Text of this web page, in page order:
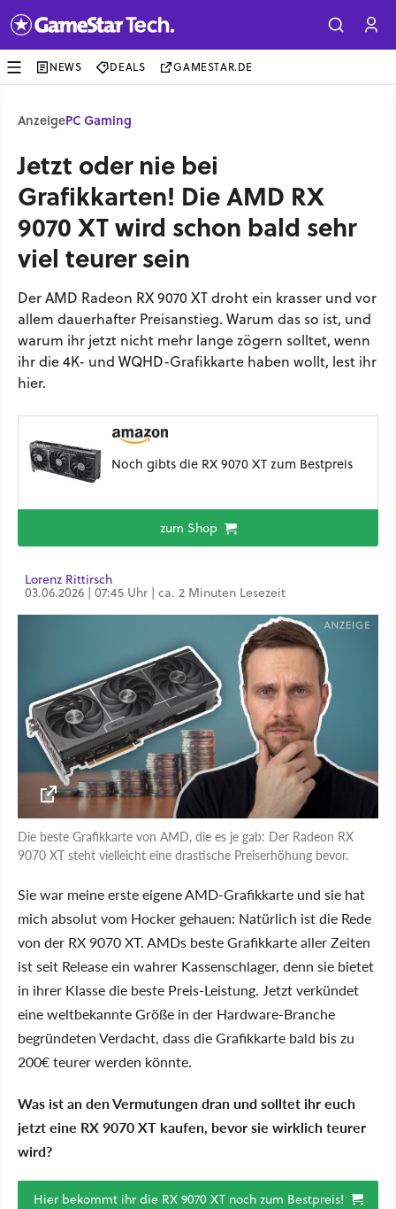
NEWS DEALS GAMESTAR.DE
AnzeigePC Gaming
Jetzt oder nie bei
Grafikkarten! Die AMD RX
9070 XT wird schon bald sehr
viel teurer sein
Der AMD Radeon RX 9070 XT droht ein krasser und vor
allem dauerhafter Preisanstieg. Warum das so ist, und
warum ihr jetzt nicht mehr lange zögern solltet, wenn
ihr die 4K- und WQHD-Grafikkarte haben wollt, lest ihr
hier.
Noch gibts die RX 9070 XT zum Bestpreis
zum Shop
Lorenz Rittirsch
03.06.2026 | 07:45 Uhr | ca. 2 Minuten Lesezeit
Die beste Grafikkarte von AMD, die es je gab: Der Radeon RX
9070 XT steht vielleicht eine drastische Preiserhöhung bevor.
Sie war meine erste eigene AMD-Grafikkarte und sie hat
mich absolut vom Hocker gehauen: Natürlich ist die Rede
von der RX 9070 XT. AMDs beste Grafikkarte aller Zeiten
ist seit Release ein wahrer Kassenschlager, denn sie bietet
in ihrer Klasse die beste Preis-Leistung. Jetzt verkündet
eine weltbekannte Größe in der Hardware-Branche
begründeten Verdacht, dass die Grafikkarte bald bis zu
200€ teurer werden könnte.
Was ist an den Vermutungen dran und solltet ihr euch
jetzt eine RX 9070 XT kaufen, bevor sie wirklich teurer
wird?
Hier bekommt ihr die RX 9070 XT noch zum Bestpreis!